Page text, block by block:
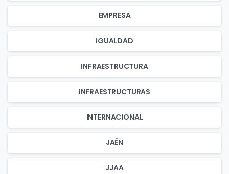
EMPRESA
IGUALDAD
INFRAESTRUCTURA
INFRAESTRUCTURAS
INTERNACIONAL
JAÉN
JJAA